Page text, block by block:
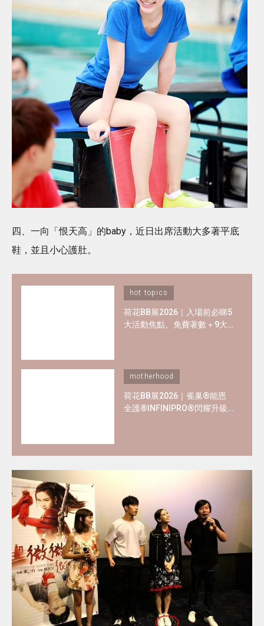
四、一向「恨天高」的baby，近日出席活動大多著平底
鞋，並且小心護肚。
hot topics
荷花BB展2026｜入場前必睇5
大活動焦點、免費著數＋9大
motherhood
荷花BB展2026｜雀巢®能恩
全護®INFINIPRO®閃耀升級